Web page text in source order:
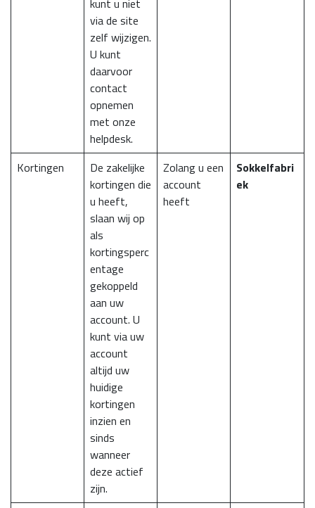
kunt u niet
via de site
zelf wijzigen.
U kunt
daarvoor
contact
opnemen
met onze
helpdesk.
Kortingen
De zakelijke
kortingen die
u heeft,
slaan wij op
als
kortingsperc
entage
gekoppeld
aan uw
account. U
kunt via uw
account
altijd uw
huidige
kortingen
inzien en
sinds
wanneer
deze actief
zijn.
Zolang u een
account
heeft
Sokkelfabri
ek